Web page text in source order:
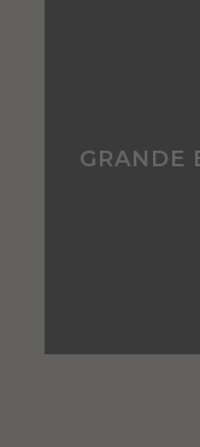
GRANDE